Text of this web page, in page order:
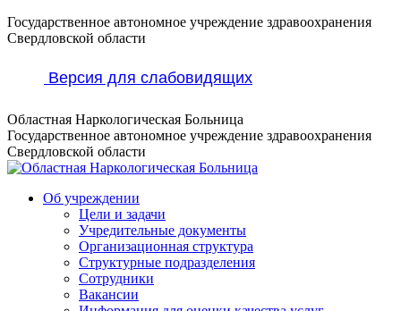
Перейти
к
Государственное автономное учреждение здравоохранения
Свердловской области
Версия для слабовидящих
Областная Наркологическая Больница
Государственное автономное учреждение здравоохранения
Свердловской области
Об учреждении
Цели и задачи
Учредительные документы
Организационная структура
Структурные подразделения
Сотрудники
Вакансии